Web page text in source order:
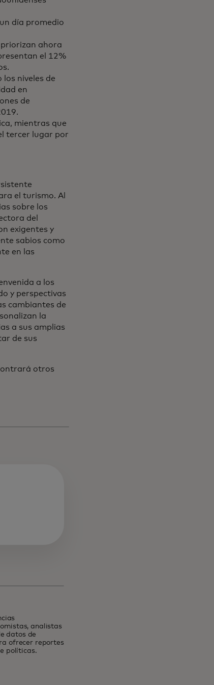
día promedio
priorizan ahora
el 12%
los niveles de
en
de
mientras que
tercer lugar por
el turismo. Al
sobre los
del
exigentes y
sabios como
en las
a los
y perspectivas
cambiantes de
la
a sus amplias
de sus
una pestaña nueva
otros
una pestaña nueva
analistas
datos de
ofrecer reportes
políticas.